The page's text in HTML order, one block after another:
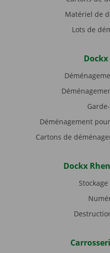
Matériel de
Lots de
Déménagement
Cartons de
Dockx